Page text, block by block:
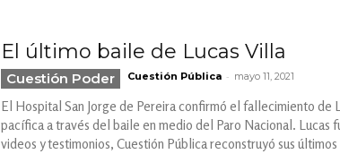
El último baile de Lucas Villa
Cuestión Poder Cuestión Pública - mayo 11, 2021
El Hospital San Jorge de Pereira confirmó el fallecimiento
pacífica a través del baile en medio del Paro Nacional. Lucas
videos y testimonios, Cuestión Pública reconstruyó sus últimos